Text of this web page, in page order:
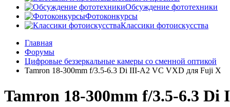
Обсуждение фототехники
Фотоконкурсы
Классики фотоискусства
Главная
Форумы
Цифровые беззеркальные камеры со сменной оптикой
Tamron 18-300mm f/3.5-6.3 Di III-A2 VC VXD для Fuji X
Tamron 18-300mm f/3.5-6.3